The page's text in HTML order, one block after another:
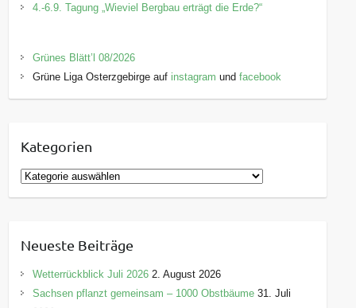
4.-6.9. Tagung „Wieviel Bergbau erträgt die Erde?“
Grünes Blätt’l 08/2026
Grüne Liga Osterzgebirge auf instagram undfacebook
Kategorien
K
a
g
o
r
Neueste Beiträge
Wetterrückblick Juli 2026 2. August 2026
Sachsen pflanzt gemeinsam – 1000 Obstbäume 31. Juli